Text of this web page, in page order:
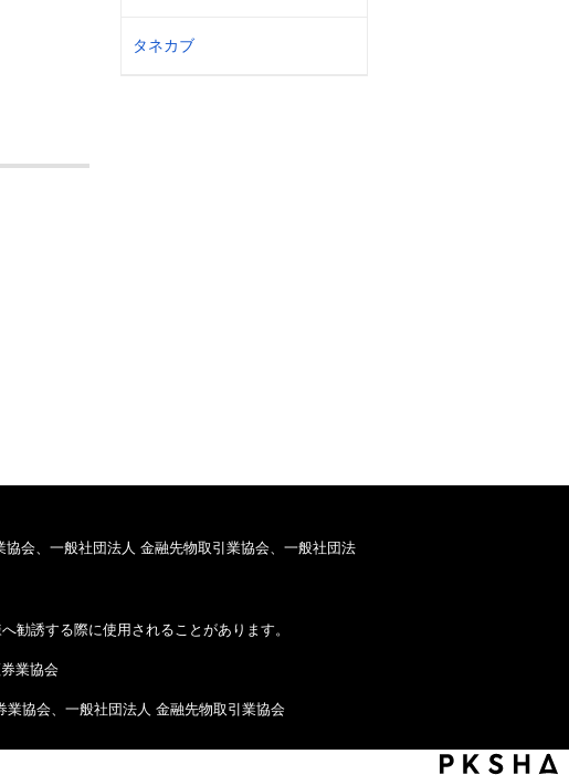
タネカブ
会、一般社団法人 金融先物取引業協会、一般社団法
勧誘する際に使用されることがあります。
業協会
協会、一般社団法人 金融先物取引業協会